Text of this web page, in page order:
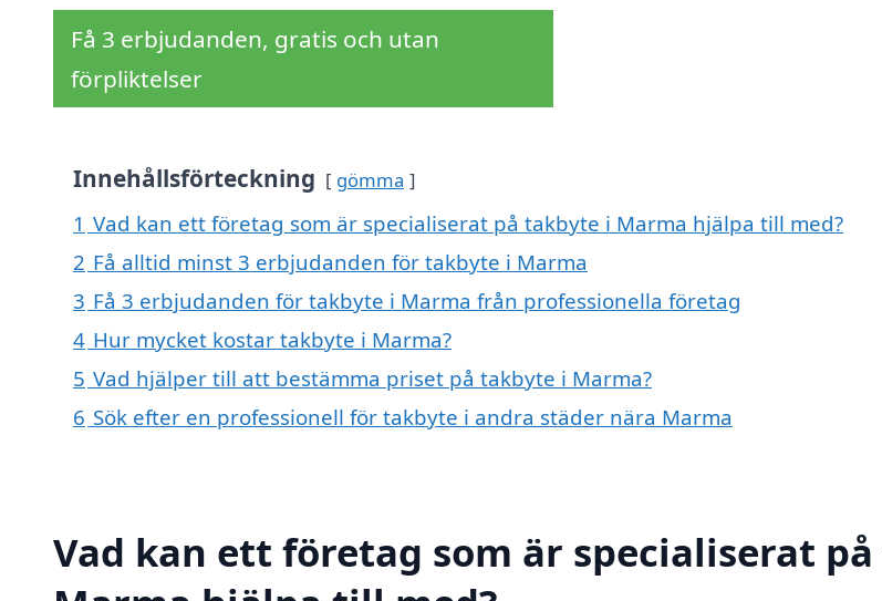
Få 3 erbjudanden, gratis och utan
förpliktelser
Innehållsförteckning gömma
1 Vad kan ett företag som är specialiserat på takbyte i Marma hjälpa till med?
2 Få alltid minst 3 erbjudanden för takbyte i Marma
3 Få 3 erbjudanden för takbyte i Marma från professionella företag
4 Hur mycket kostar takbyte i Marma?
5 Vad hjälper till att bestämma priset på takbyte i Marma?
6 Sök efter en professionell för takbyte i andra städer nära Marma
Vad kan ett företag som är specialiserat